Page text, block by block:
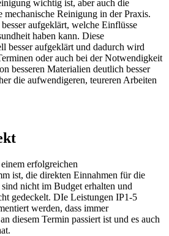
wichtig ist, aber auch die
mechanische Reinigung in der Praxis.
aufgeklärt, welche Einflüsse
haben kann. Diese
besser aufgeklärt und dadurch wird
oder auch bei der Notwendigkeit
besseren Materialien deutlich besser
die aufwendigeren, teureren Arbeiten
erfolgreichen
ist, die direkten Einnahmen für die
nicht im Budget erhalten und
gedeckelt. DIe Leistungen IP1-5
werden, dass immer
diesem Termin passiert ist und es auch